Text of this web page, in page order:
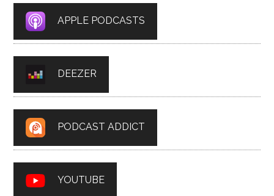
APPLE PODCASTS
DEEZER
PODCAST ADDICT
YOUTUBE